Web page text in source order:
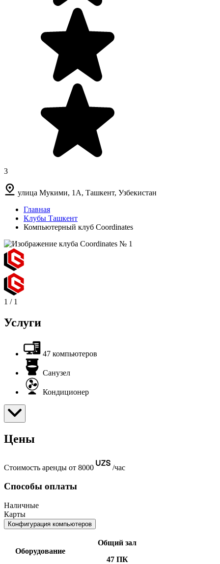
3
улица Мукими, 1А, Ташкент, Узбекистан
Главная
Клубы Ташкент
Компьютерный клуб Coordinates
1 / 1
Услуги
47 компьютеров
Санузел
Кондиционер
Цены
Стоимость аренды от 8000 /час
Способы оплаты
Наличные
Карты
Конфигурация компьютеров
Оборудование
Общий зал
47 ПК